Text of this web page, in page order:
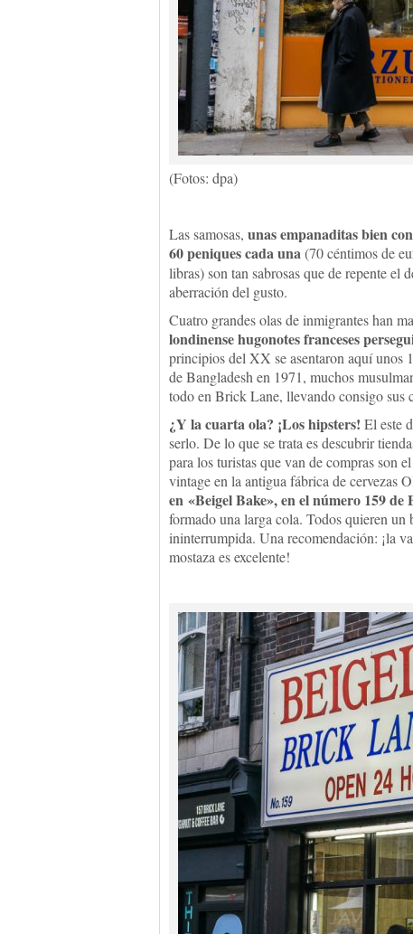
(Fotos: dpa)
Las samosas, unas empanaditas bien
60 peniques cada una(70 céntimos de
libras) son tan sabrosas que de repente el
aberración del gusto.
Cuatro grandes olas de inmigrantes han
londinense hugonotes franceses
principios del XX se asentaron aquí unos
de Bangladesh en 1971, muchos
todo en Brick Lane, llevando consigo sus
¿Y la cuarta ola? ¡Los hipsters! El este
serlo. De lo que se trata es descubrir
para los turistas que van de compras
vintage en la antigua fábrica de cervezas
en «Beigel Bake», en el número 159
formado una larga cola. Todos quieren un
ininterrumpida. Una recomendación: ¡la
mostaza es excelente!